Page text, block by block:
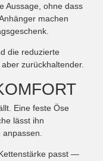
Aussage, ohne dass
machen
die reduzierte
zurückhaltender.
Eine feste Öse
lässt ihn
passt —